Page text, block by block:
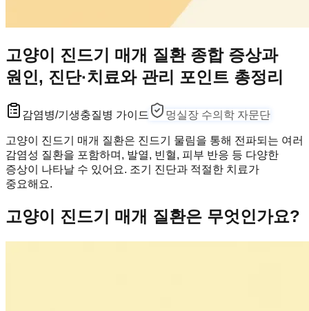
고양이 진드기 매개 질환 종합 증상과
원인, 진단·치료와 관리 포인트 총정리
감염병/기생충질병 가이드 멍실장 수의학 자문단
고양이 진드기 매개 질환은 진드기 물림을 통해 전파되는 여러
감염성 질환을 포함하며, 발열, 빈혈, 피부 반응 등 다양한
증상이 나타날 수 있어요. 조기 진단과 적절한 치료가
중요해요.
고양이 진드기 매개 질환은 무엇인가요?